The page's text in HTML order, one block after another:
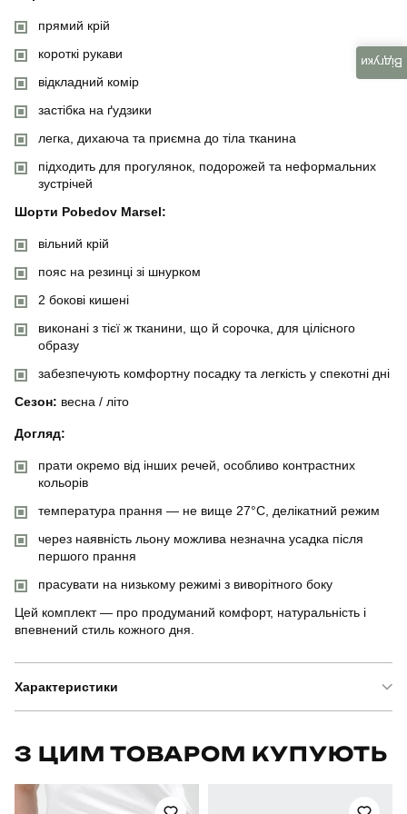
прямий крій
короткі рукави
відкладний комір
застібка на ґудзики
легка, дихаюча та приємна до тіла тканина
підходить для прогулянок, подорожей та неформальних
зустрічей
Шорти Pobedov Marsel:
вільний крій
пояс на резинці зі шнурком
2 бокові кишені
виконані з тієї ж тканини, що й сорочка, для цілісного
образу
забезпечують комфортну посадку та легкість у спекотні дні
Сезон: весна / літо
Догляд:
прати окремо від інших речей, особливо контрастних
кольорів
температура прання — не вище 27°C, делікатний режим
через наявність льону можлива незначна усадка після
першого прання
прасувати на низькому режимі з виворітного боку
Цей комплект — про продуманий комфорт, натуральність і
впевнений стиль кожного дня.
Характеристики
З ЦИМ ТОВАРОМ КУПУЮТЬ
Відгуки